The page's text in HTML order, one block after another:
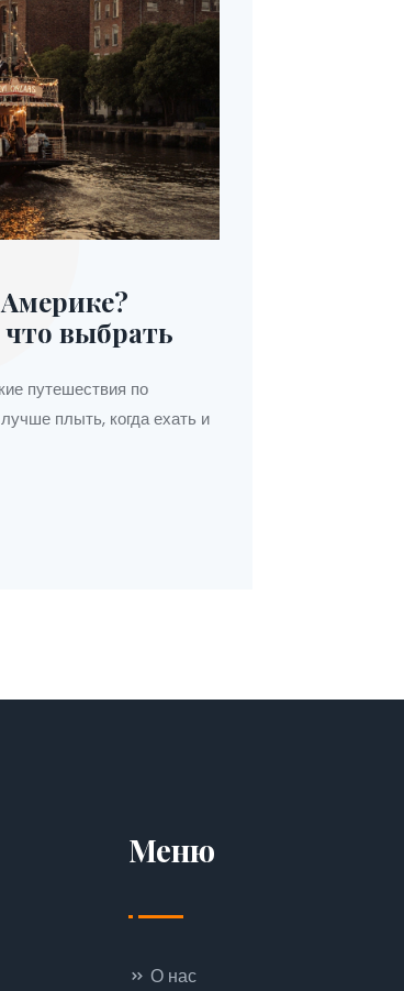
выбрать
путешествия по
плыть, когда ехать и
Меню
О нас